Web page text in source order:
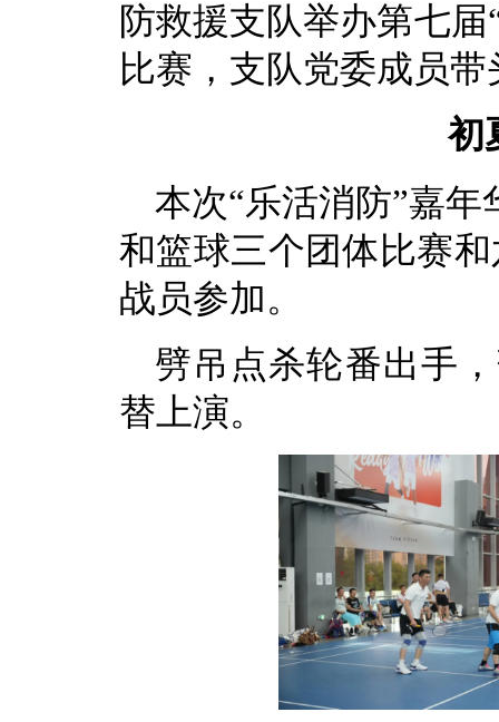
防救援支队举办第七
比赛，支队党委成员
初
本次“乐活消防”嘉
和篮球三个团体比赛
战员参加。
劈吊点杀轮番出手，
替上演。